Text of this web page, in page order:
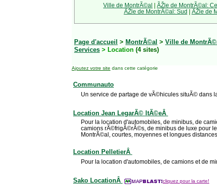
Ville de MontrÃ©al | ÃŽle de MontrÃ©al:
ÃŽle de MontrÃ©al: Sud | ÃŽle de
Page d'accueil > MontrÃ©al > Ville de
Services > Location (4 sites)
Ajoutez votre site dans cette catégorie
Communauto
Un service de partage de vÃ©hicules situÃ© dans
Location Jean LegarÃ© ltÃ©eÂ
Pour la location d'automobiles, de minibus, de
camions rÃ©frigÃ©rÃ©s, de minibus de luxe pour
MontrÃ©al, courtes, moyennes et longues
Location PelletierÂ
Pour la location d'automobiles, de camions et de
Sako LocationÂ cliquez pour la carte!